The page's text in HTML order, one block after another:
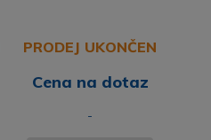
PRODEJ UKONČEN
Cena na dotaz
-